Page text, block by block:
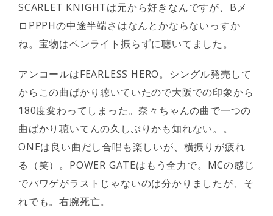
SCARLET KNIGHTは元から好きなんですが、Bメ
ロPPPHの中途半端さはなんとかならないっすか
ね。宝物はペンライト振らずに聴いてました。
アンコールはFEARLESS HERO。シングル発売して
からこの曲ばかり聴いていたので大阪での印象から
180度変わってしまった。奈々ちゃんの曲で一つの
曲ばかり聴いてんの久しぶりかも知れない。。
ONEは良い曲だし合唱も楽しいが、横振りが疲れ
る（笑）。POWER GATEはもう全力で。MCの感じ
でパワゲがラストじゃないのは分かりましたが、そ
れでも。右腕死亡。